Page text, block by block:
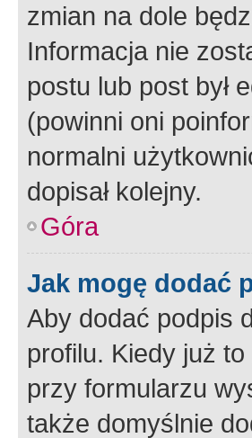
zmian na dole
Informacja nie
postu lub post był
(powinni oni
normalni
dopisał kolejny.
Góra
Jak mogę dodać
Aby dodać podpis
profilu. Kiedy już
przy formularzu
także domyślnie